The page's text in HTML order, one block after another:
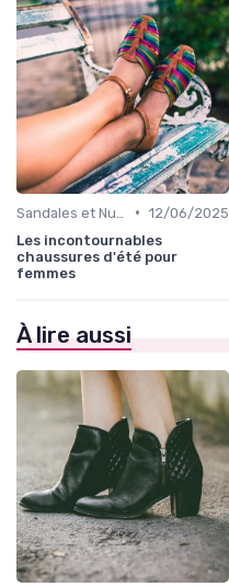
• 12/06/2025
Les incontournables
chaussures d'été pour
femmes
À lire aussi